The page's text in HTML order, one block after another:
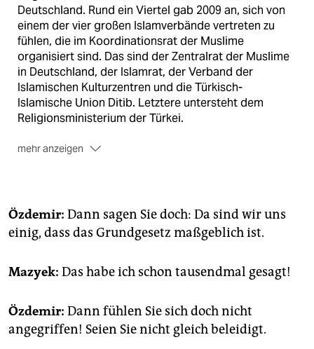
Deutschland. Rund ein Viertel gab 2009 an, sich von
einem der vier großen Islamverbände vertreten zu
fühlen, die im Koordinationsrat der Muslime
organisiert sind. Das sind der Zentralrat der Muslime
in Deutschland, der Islamrat, der Verband der
Islamischen Kulturzentren und die Türkisch-
Islamische Union Ditib. Letztere untersteht dem
Religionsministerium der Türkei.
mehr anzeigen
In einem Papier argumentieren die Grünen-Politiker
Cem Özdemir und Volker Beck dagegen: Die
Verbände seien eher migrantische Organisationen als
Özdemir: Dann sagen Sie doch: Da sind wir uns
einig, dass das Grundgesetz maßgeblich ist.
Mazyek: Das habe ich schon tausendmal gesagt!
Özdemir: Dann fühlen Sie sich doch nicht
angegriffen! Seien Sie nicht gleich beleidigt.